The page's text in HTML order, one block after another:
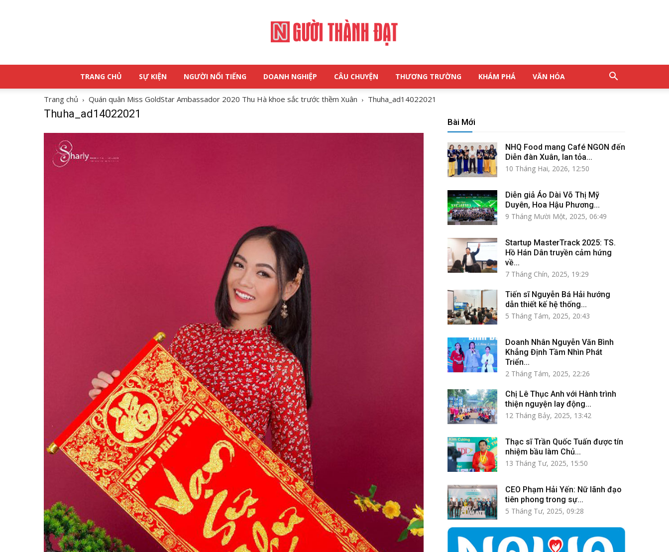
TRANG CHỦ SỰ KIỆN NGƯỜI NỔI TIẾNG DOANH NGHIỆP CÂU CHUYỆN THƯƠNG TRƯỜNG KHÁM PHÁ VĂN HÓA
Trang chủ Quán quân Miss GoldStar Ambassador 2020 Thu Hà khoe sắc trước thềm Xuân Thuha_ad14022021
Thuha_ad14022021
Bài Mới
NHQ Food mang Café NGON đến
Diễn đàn Xuân, lan tỏa...
10 Tháng Hai, 2026, 12:50
Diễn giả Áo Dài Võ Thị Mỹ
Duyên, Hoa Hậu Phương...
9 Tháng Mười Một, 2025, 06:49
Startup MasterTrack 2025: TS.
Hồ Hán Dân truyền cảm hứng
về...
7 Tháng Chín, 2025, 19:29
Tiến sĩ Nguyễn Bá Hải hướng
dẫn thiết kế hệ thống...
5 Tháng Tám, 2025, 20:43
Doanh Nhân Nguyễn Văn Bình
Khẳng Định Tầm Nhìn Phát
Triển...
2 Tháng Tám, 2025, 22:26
Chị Lê Thục Anh với Hành trình
thiện nguyện lay động...
12 Tháng Bảy, 2025, 13:42
Thạc sĩ Trần Quốc Tuấn được tín
nhiệm bầu làm Chủ...
13 Tháng Tư, 2025, 15:50
CEO Phạm Hải Yến: Nữ lãnh đạo
tiên phong trong sự...
5 Tháng Tư, 2025, 09:28